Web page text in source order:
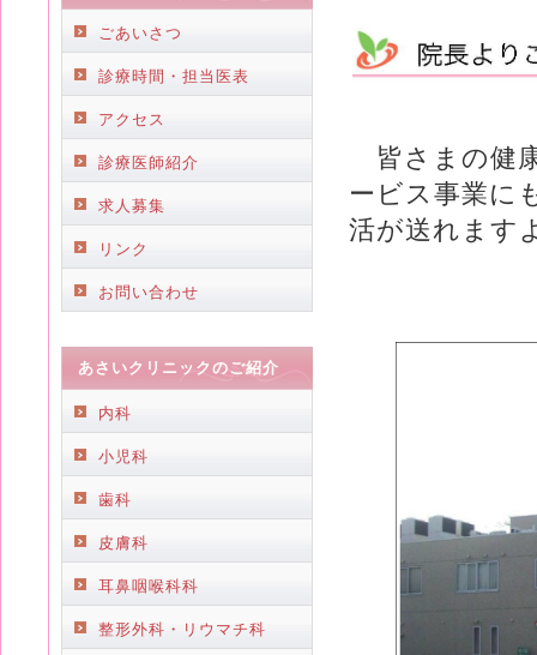
皆さまの健
ービス事業に
活が送れます
ごあいさつ
診療時間・担当医表
アクセス
診療医師紹介
求人募集
リンク
お問い合わせ
あさいクリニックのご紹介
内科
小児科
歯科
皮膚科
耳鼻咽喉科科
整形外科・リウマチ科